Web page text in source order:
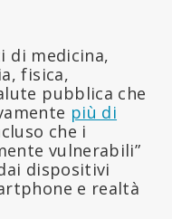
di medicina,
fisica,
pubblica che
più di
che i
vulnerabili”
dispositivi
e realtà